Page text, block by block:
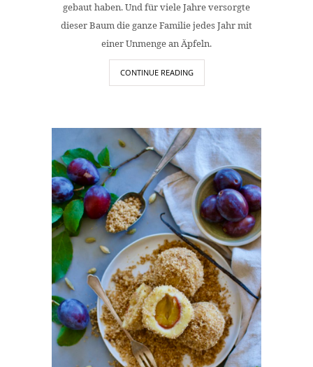
gebaut haben. Und für viele Jahre versorgte
dieser Baum die ganze Familie jedes Jahr mit
einer Unmenge an Äpfeln.
CONTINUE READING